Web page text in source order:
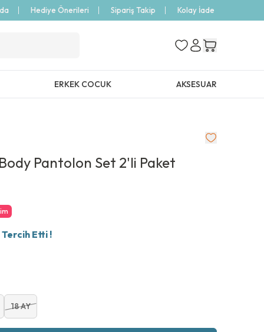
Hediye Önerileri Sipariş Takip Kolay İade
ERKEK COCUK AKSESUAR
Pantolon Set 2'li Paket
Etti !
18 AY